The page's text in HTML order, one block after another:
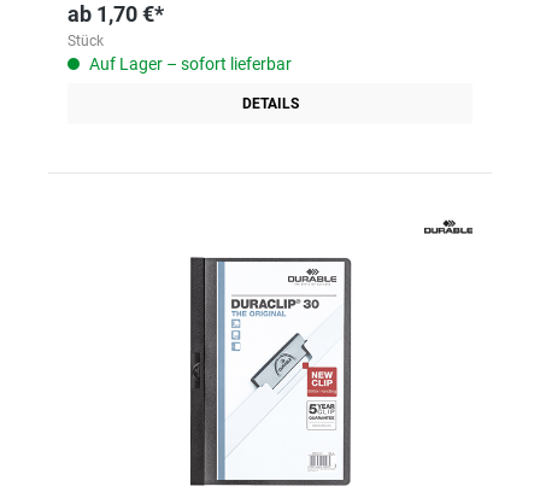
ab 1,70 €*
Stück
Auf Lager – sofort lieferbar
DETAILS